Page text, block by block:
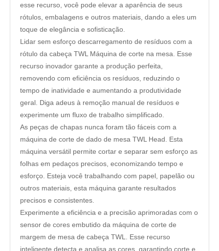
esse recurso, você pode elevar a aparência de seus
rótulos, embalagens e outros materiais, dando a eles um
toque de elegância e sofisticação.
Lidar sem esforço descarregamento de resíduos com a
rótulo da cabeça TWL Máquina de corte na mesa. Esse
recurso inovador garante a produção perfeita,
removendo com eficiência os resíduos, reduzindo o
tempo de inatividade e aumentando a produtividade
geral. Diga adeus à remoção manual de resíduos e
experimente um fluxo de trabalho simplificado.
As peças de chapas nunca foram tão fáceis com a
máquina de corte de dado de mesa TWL Head. Esta
máquina versátil permite cortar e separar sem esforço as
folhas em pedaços precisos, economizando tempo e
esforço. Esteja você trabalhando com papel, papelão ou
outros materiais, esta máquina garante resultados
precisos e consistentes.
Experimente a eficiência e a precisão aprimoradas com o
sensor de cores embutido da máquina de corte de
margem de mesa de cabeça TWL. Esse recurso
inteligente detecta e analisa as cores, garantindo corte e